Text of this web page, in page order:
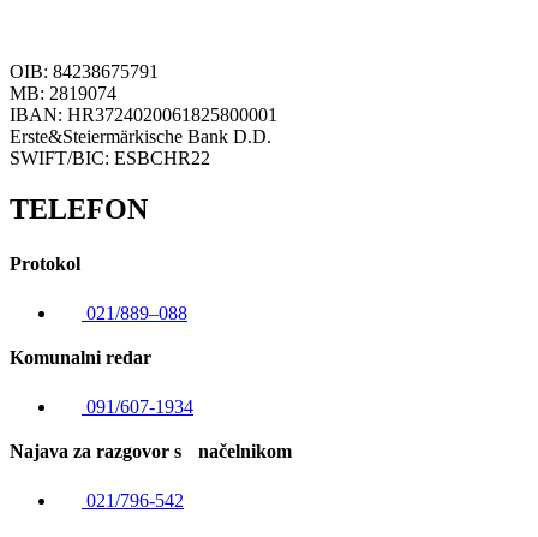
OIB: 84238675791
MB: 2819074
IBAN: HR3724020061825800001
Erste&Steiermärkische Bank D.D.
SWIFT/BIC: ESBCHR22
TELEFON
Protokol
021/889–088
Komunalni redar
091/607-1934
Najava za razgovor s načelnikom
021/796-542